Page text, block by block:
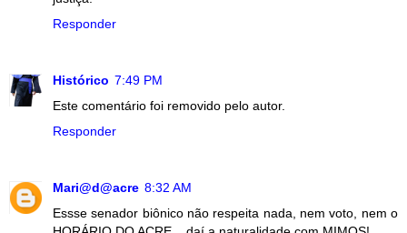
Responder
Histórico 7:49 PM
Este comentário foi removido pelo autor.
Responder
Mari@d@acre 8:32 AM
Essse senador biônico não respeita nada, nem voto, nem o